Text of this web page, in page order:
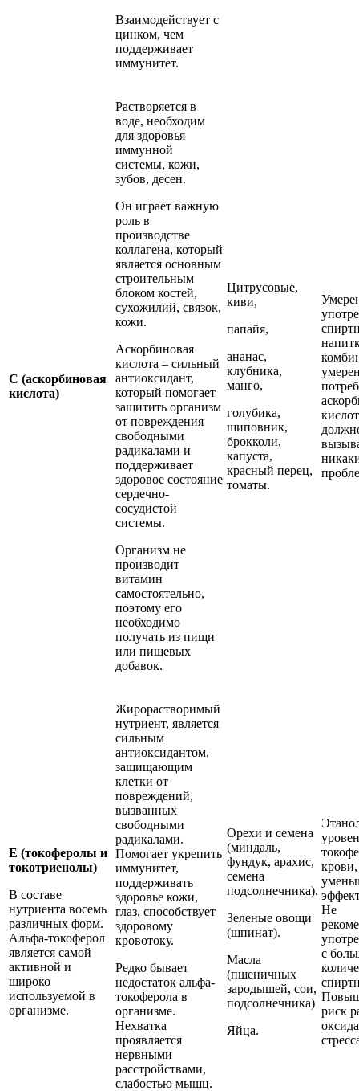
Взаимодействует с
цинком, чем
поддерживает
иммунитет.
С (аскорбиновая
кислота)
Растворяется в
воде, необходим
для здоровья
иммунной
системы, кожи,
зубов, десен.
Он играет важную
роль в
производстве
коллагена, который
является основным
строительным
блоком костей,
сухожилий, связок,
кожи.
Аскорбиновая
кислота – сильный
антиоксидант,
который помогает
защитить организм
от повреждения
свободными
радикалами и
поддерживает
здоровое состояние
сердечно-
сосудистой
системы.
Организм не
производит
витамин
самостоятельно,
поэтому его
необходимо
получать из пищи
или пищевых
добавок.
Цитрусовые,
киви,
папайя,
ананас,
клубника,
манго,
голубика,
шиповник,
брокколи,
капуста,
красный перец,
томаты.
Е (токоферолы и
токотриенолы)
В составе
нутриента восемь
различных форм.
Альфа-токоферол
является самой
активной и
широко
используемой в
организме.
Жирорастворимый
нутриент, является
сильным
антиоксидантом,
защищающим
клетки от
повреждений,
вызванных
свободными
радикалами.
Помогает укрепить
иммунитет,
поддерживать
здоровье кожи,
глаз, способствует
здоровому
кровотоку.
Редко бывает
недостаток альфа-
токоферола в
организме.
Нехватка
проявляется
нервными
расстройствами,
слабостью мышц.
Орехи и семена
(миндаль,
фундук, арахис,
семена
подсолнечника).
Зеленые овощи
(шпинат).
Масла
(пшеничных
зародышей, сои,
подсолнечника)
Яйца.
крови,
Не
с
риск